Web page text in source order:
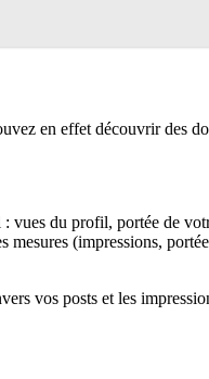
en effet découvrir des
du profil, portée de
(impressions,
vos posts et les